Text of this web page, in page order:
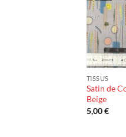
TISSUS
Satin de
Beige
5,00€